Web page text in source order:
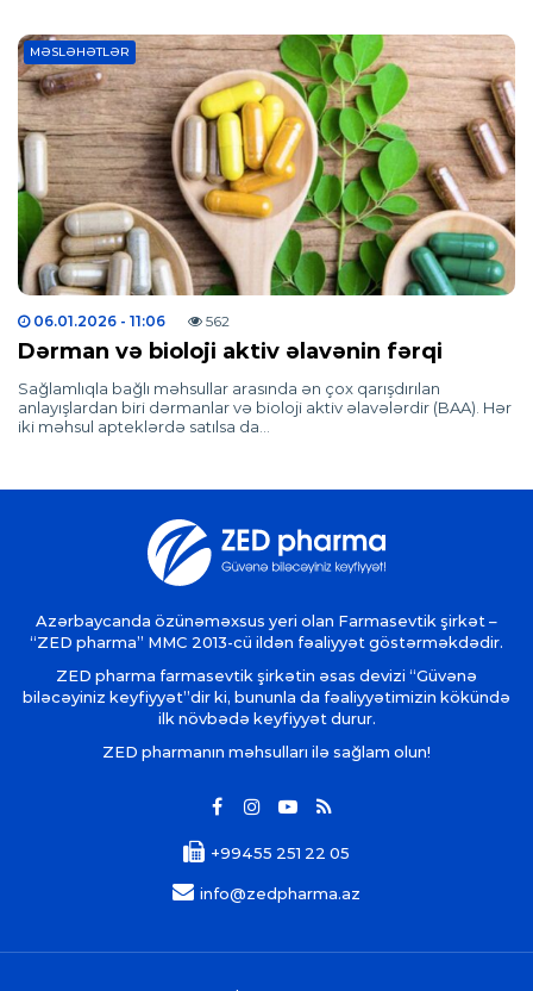
MƏSLƏHƏTLƏR
06.01.2026 - 11:06 562
Dərman və bioloji aktiv əlavənin fərqi
Sağlamlıqla bağlı məhsullar arasında ən çox qarışdırılan
anlayışlardan biri dərmanlar və bioloji aktiv əlavələrdir (BAA). Hər
iki məhsul apteklərdə satılsa da…
Azərbaycanda özünəməxsus yeri olan Farmasevtik şirkət –
“ZED pharma” MMC 2013-cü ildən fəaliyyət göstərməkdədir.
ZED pharma farmasevtik şirkətin əsas devizi “Güvənə
biləcəyiniz keyfiyyət”dir ki, bununla da fəaliyyətimizin kökündə
ilk növbədə keyfiyyət durur.
ZED pharmanın məhsulları ilə sağlam olun!
+99455 251 22 05
info@zedpharma.az